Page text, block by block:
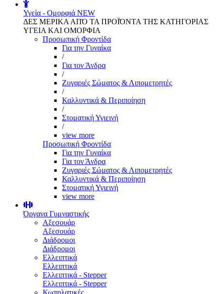
Υγεία - Ομορφιά NEW
ΔΕΣ ΜΕΡΙΚΑ ΑΠΌ ΤΑ ΠΡΟΪΌΝΤΑ ΤΗΣ ΚΑΤΗΓΟΡΙΑΣ
ΥΓΕΙΑ ΚΑΙ ΟΜΟΡΦΙΑ
Προσωπική Φροντίδα
Για την Γυναίκα
/
Για τον Άνδρα
/
Ζυγαριές Σώματος & Λιπομετρητές
/
Καλλυντικά & Περιποίηση
/
Στοματική Υγιεινή
/
view more
Προσωπική Φροντίδα
Για την Γυναίκα
Για τον Άνδρα
Ζυγαριές Σώματος & Λιπομετρητές
Καλλυντικά & Περιποίηση
Στοματική Υγιεινή
view more
Όργανα Γυμναστικής
Αξεσουάρ
Αξεσουάρ
Διάδρομοι
Διάδρομοι
Ελλειπτικά
Ελλειπτικά
Ελλειπτικά - Stepper
Ελλειπτικά - Stepper
Κωπηλατικές